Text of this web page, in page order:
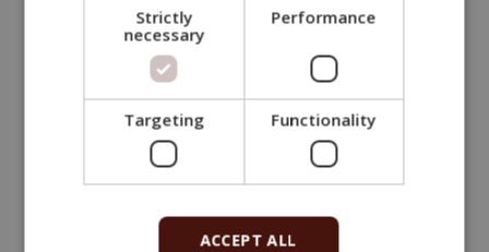
Strictly
necessary
Performance
Targeting Functionality
ACCEPT ALL